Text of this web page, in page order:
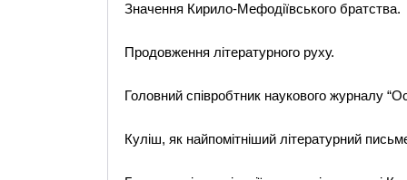
Значення Кирило-Мефодіївського братства.
Продовження літературного руху.
Головний співробтник наукового журналу
Куліш, як найпомітніший літературний